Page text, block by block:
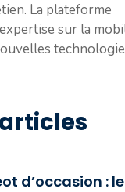
La plateforme
sur la
d’occasion : le